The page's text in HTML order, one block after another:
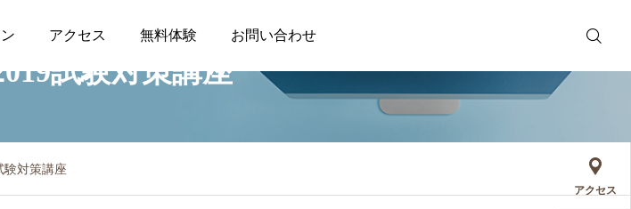
アクセス 無料体験 お問い合わせ
アクセス
試験対策講座
験対策講座